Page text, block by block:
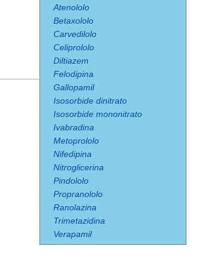
Atenololo
Betaxololo
Carvedilolo
Celiprololo
Diltiazem
Felodipina
Gallopamil
Isosorbide dinitrato
Isosorbide mononitrato
Ivabradina
Metoprololo
Nifedipina
Nitroglicerina
Pindololo
Propranololo
Ranolazina
Trimetazidina
Verapamil